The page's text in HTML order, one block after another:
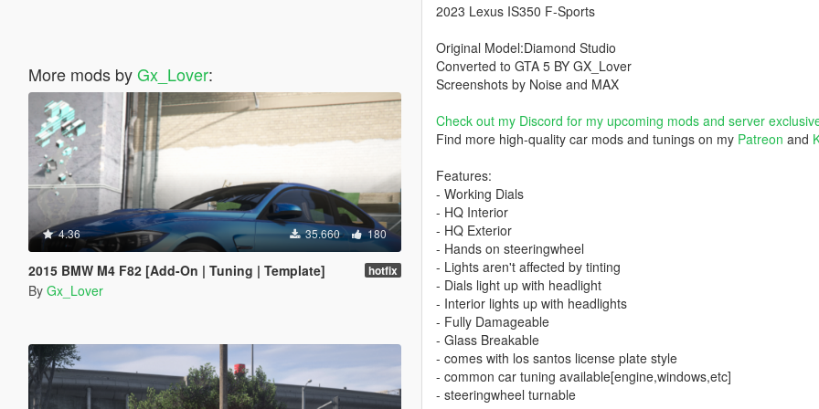
More mods byGx_Lover:
4.36 35.660 180
2015 BMW M4 F82 [Add-On | Tuning | Template] hotfix
By Gx_Lover
2023 Lexus IS350 F-Sports
Original Model:Diamond Studio
Converted to GTA 5 BY GX_Lover
Screenshots by Noise and MAX
Check out my Discord for my upcoming mods and server
Find more high-quality car mods and tunings on my Patreon and
Features:
- Working Dials
- HQ Interior
- HQ Exterior
- Hands on steeringwheel
- Lights aren't affected by tinting
- Dials light up with headlight
- Interior lights up with headlights
- Fully Damageable
- Glass Breakable
- comes with los santos license plate style
- common car tuning available[engine,windows,etc]
- steeringwheel turnable